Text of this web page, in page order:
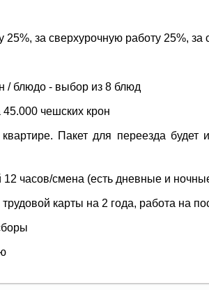
за сверхурочную работу 25%, за
/ блюдо - выбор из 8 блюд
чешских крон
Пакет для переезда
часов/смена (есть дневные и
карты на 2 года, работа на